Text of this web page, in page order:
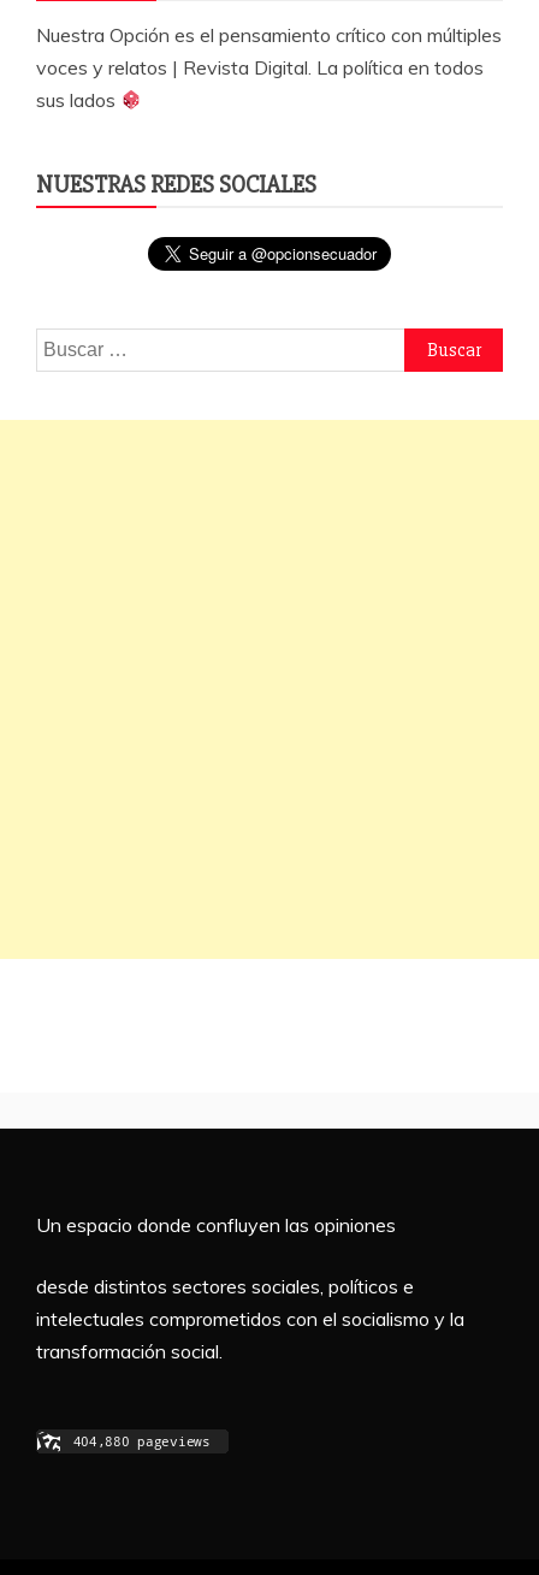
Nuestra Opción es el pensamiento crítico con múltiples
voces y relatos | Revista Digital. La política en todos
sus lados
NUESTRAS REDES SOCIALES
Buscar:
Un espacio donde confluyen las opiniones
desde distintos sectores sociales, políticos e
intelectuales comprometidos con el socialismo y la
transformación social.